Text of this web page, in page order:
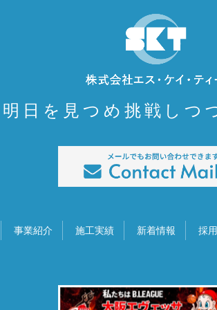
明日を見つめ挑戦しつ
事業紹介 施工実績 新着情報 採